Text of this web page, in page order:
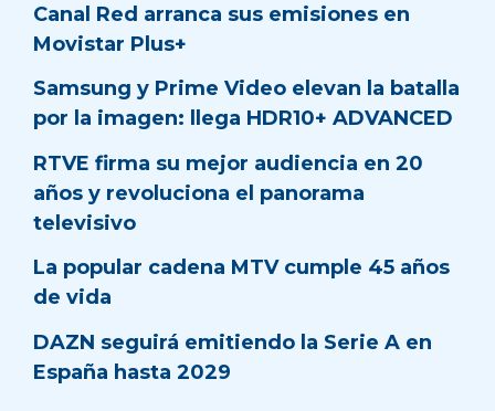
Canal Red arranca sus emisiones en
Movistar Plus+
Samsung y Prime Video elevan la batalla
por la imagen: llega HDR10+ ADVANCED
RTVE firma su mejor audiencia en 20
años y revoluciona el panorama
televisivo
La popular cadena MTV cumple 45 años
de vida
DAZN seguirá emitiendo la Serie A en
España hasta 2029